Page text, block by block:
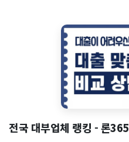
전국 대부업체 랭킹 - 론365